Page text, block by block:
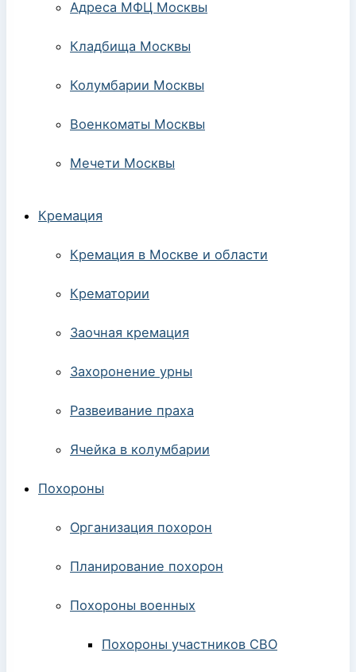
Адреса МФЦ Москвы
Кладбища Москвы
Колумбарии Москвы
Военкоматы Москвы
Мечети Москвы
Кремация
Кремация в Москве и области
Крематории
Заочная кремация
Захоронение урны
Развеивание праха
Ячейка в колумбарии
Похороны
Организация похорон
Планирование похорон
Похороны военных
Похороны участников СВО